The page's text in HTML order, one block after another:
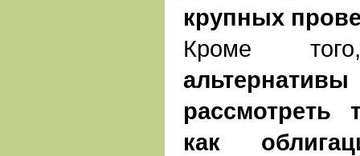
крупных
Кроме
рассмотреть
как